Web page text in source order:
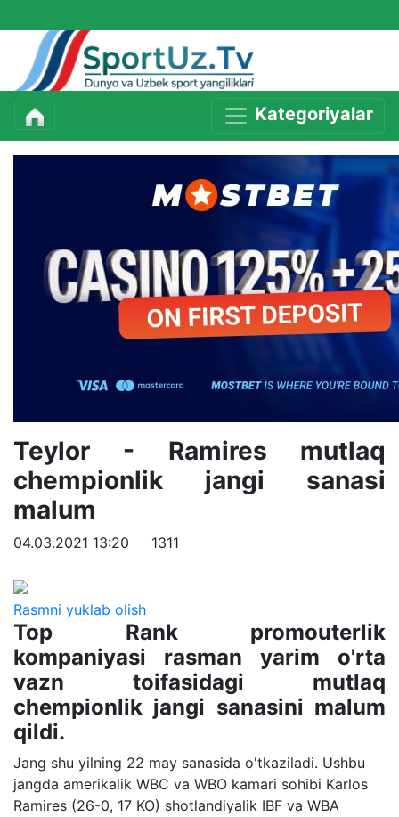
Kategoriyalar
Teylor - Ramires mutlaq
chempionlik jangi sanasi
malum
04.03.2021 13:20 1311
Rasmni yuklab olish
Top Rank promouterlik
kompaniyasi rasman yarim o'rta
vazn toifasidagi mutlaq
chempionlik jangi sanasini malum
qildi.
Jang shu yilning 22 may sanasida o'tkaziladi. Ushbu
jangda amerikalik WBC va WBO kamari sohibi Karlos
Ramires (26-0, 17 KO) shotlandiyalik IBF va WBA